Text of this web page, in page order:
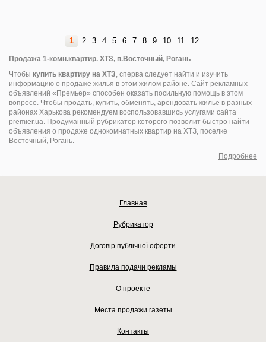
1 2 3 4 5 6 7 8 9 10 11 12
Продажа 1-комн.квартир. ХТЗ, п.Восточный, Рогань
Чтобы купить квартиру на ХТЗ, сперва следует найти и изучить
информацию о продаже жилья в этом жилом районе. Сайт рекламных
объявлений «Премьер» способен оказать посильную помощь в этом
вопросе. Чтобы продать, купить, обменять, арендовать жилье в разных
районах Харькова рекомендуем воспользовавшись услугами сайта
premier.ua. Продуманный рубрикатор которого позволит быстро найти
объявления о продаже однокомнатных квартир на ХТЗ, поселке
Восточный, Рогань.
Подробнее
Главная
Рубрикатор
Договір публічної оферти
Правила подачи рекламы
О проекте
Места продажи газеты
Контакты